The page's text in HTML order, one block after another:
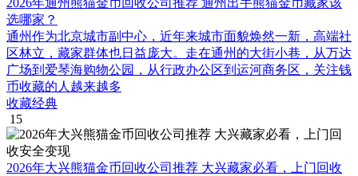
选哪家？
通州作为北京城市副中心，近年来城市面貌焕然一新，高端社
区林立，藏家群体也日益庞大。走在通州的大街小巷，从万达
广场到爱琴海购物公园，从行政办公区到运河商务区，关注钱
币收藏的人越来越多
收藏经典
15
2026年大兴熊猫金币回收公司推荐 大兴藏家必看，上门回收